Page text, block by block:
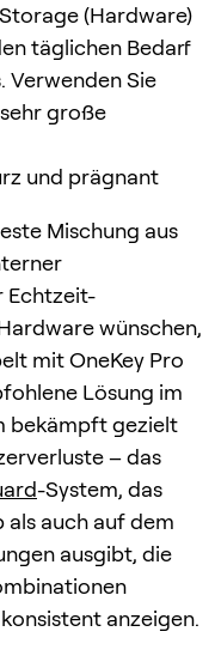
(Hardware)
täglichen Bedarf
Verwenden Sie
große
und prägnant
Mischung aus
Echtzeit-
wünschen,
mit OneKey Pro
Lösung im
bekämpft gezielt
– das
-System, das
als auch auf dem
ausgibt, die
anzeigen.